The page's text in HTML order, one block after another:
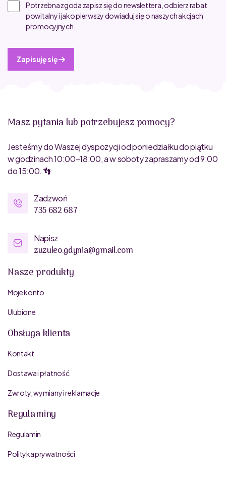
Potrzebna zgoda zapisz się do newslettera, odbierz rabat
powitalny i jako pierwszy dowiaduj się o naszych akcjach
promocyjnych.
Zapisuję się
Masz pytania lub potrzebujesz pomocy?
Jesteśmy do Waszej dyspozycji od poniedziałku do piątku
w godzinach 10:00–18:00, a w soboty zapraszamy od 9:00
do 15:00. 👣
Zadzwoń
735 682 687
Napisz
zuzuleo.gdynia@gmail.com
Nasze produkty
Moje konto
Ulubione
Obsługa klienta
Kontakt
Dostawa i płatność
Zwroty, wymiany i reklamacje
Regulaminy
Regulamin
Polityka prywatności